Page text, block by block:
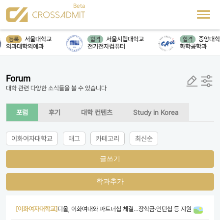
등록
서울대학교
의과대학의예과
합격
서울시립대학교
전기전자컴퓨터
합격
중앙대학
화학공학과
Forum
대학 관련 다양한 소식들을 볼 수 있습니다
포럼 후기 대학 컨텐츠 Study in Korea
이화여자대학교 태그 카테고리 최신순
글쓰기
학과추가
[이화여자대학교] 디올, 이화여대와 파트너십 체결…장학금·인턴십 등 지원